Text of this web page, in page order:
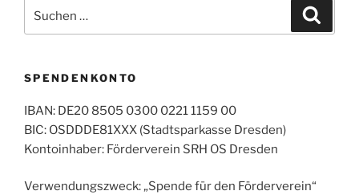
nach:
SPENDENKONTO
IBAN: DE20 8505 0300 0221 1159 00
BIC: OSDDDE81XXX (Stadtsparkasse Dresden)
Kontoinhaber: Förderverein SRH OS Dresden
Verwendungszweck: „Spende für den Förderverein“